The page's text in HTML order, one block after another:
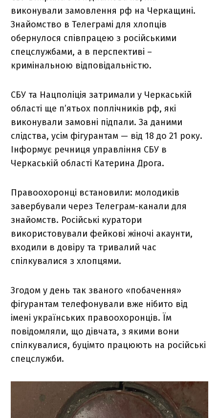
виконували замовлення рф на Черкащині.
Знайомство в Телеграмі для хлопців
обернулося співпрацею з російськими
спецслужбами, а в перспективі –
кримінальною відповідальністю.
СБУ та Нацполіція затримали у Черкаській
області ще п’ятьох поплічників рф, які
виконували замовні підпали. За даними
слідства, усім фігурантам — від 18 до 21 року.
Інформує речниця управління СБУ в
Черкаській області Катерина Дрога.
Правоохоронці встановили: молодиків
завербували через Телеграм-канали для
знайомств. Російські куратори
використовували фейкові жіночі акаунти,
входили в довіру та тривалий час
спілкувалися з хлопцями.
Згодом у день так званого «побачення»
фігурантам телефонували вже нібито від
імені українських правоохоронців. Їм
повідомляли, що дівчата, з якими вони
спілкувалися, буцімто працюють на російські
спецслужби.